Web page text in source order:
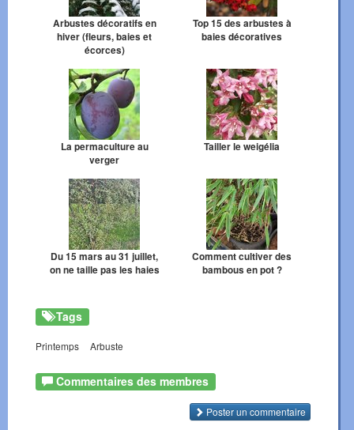
Arbustes décoratifs en
hiver (fleurs, baies et
écorces)
Top 15 des arbustes à
baies décoratives
La permaculture au
verger
Tailler le weigélia
Du 15 mars au 31 juillet,
on ne taille pas les haies
Comment cultiver des
bambous en pot ?
Tags
Printemps Arbuste
Commentaires des membres
Poster un commentaire